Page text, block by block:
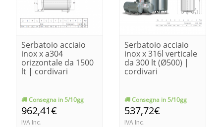
Serbatoio acciaio
inox x a304
orizzontale da 1500
lt | cordivari
Consegna in 5/10gg
962,41€
IVA Inc.
Serbatoio acciaio
inox x 316l verticale
da 300 lt (Ø500) |
cordivari
Consegna in 5/10gg
537,72€
IVA Inc.